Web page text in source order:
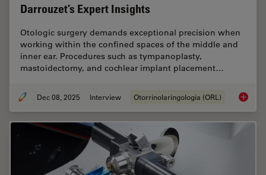
Darrouzet’s Expert Insights
Otologic surgery demands exceptional precision when
working within the confined spaces of the middle and
inner ear. Procedures such as tympanoplasty,
mastoidectomy, and cochlear implant placement…
Dec 08, 2025 Interview Otorrinolaringologia (ORL)